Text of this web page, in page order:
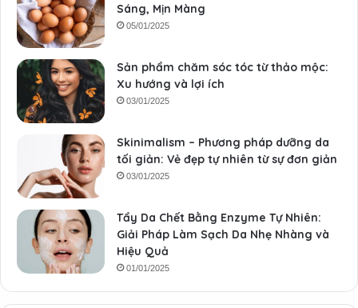
Sáng, Mịn Màng
05/01/2025
Sản phẩm chăm sóc tóc từ thảo mộc:
Xu hướng và lợi ích
03/01/2025
Skinimalism – Phương pháp dưỡng da
tối giản: Vẻ đẹp tự nhiên từ sự đơn giản
03/01/2025
Tẩy Da Chết Bằng Enzyme Tự Nhiên:
Giải Pháp Làm Sạch Da Nhẹ Nhàng và
Hiệu Quả
01/01/2025